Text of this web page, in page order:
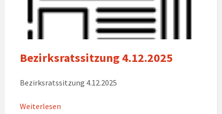
Bezirksratssitzung 4.12.2025
Bezirksratssitzung 4.12.2025
Weiterlesen